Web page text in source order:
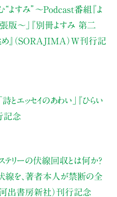
よすみ” 〜Podcast番組『よ
版〜」
『別冊よすみ 第二
め』（SORAJIMA）W刊行記
「詩とエッセイのあわい」
『ひらい
記念
ステリーの伏線回収とは何か？
を、著者本人が禁断の全
河出書房新社）刊行記念